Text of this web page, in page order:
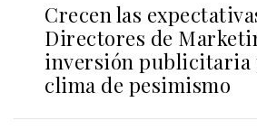
Crecen las
Directores de
inversión publicitaria
clima de pesimismo